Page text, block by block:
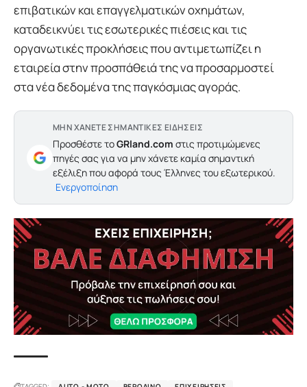
επιβατικών και επαγγελματικών οχημάτων,
καταδεικνύει τις εσωτερικές πιέσεις και τις
οργανωτικές προκλήσεις που αντιμετωπίζει η
εταιρεία στην προσπάθειά της να προσαρμοστεί
στα νέα δεδομένα της παγκόσμιας αγοράς.
ΜΗΝ ΧΑΝΕΤΕ ΣΗΜΑΝΤΙΚΕΣ ΕΙΔΗΣΕΙΣ
Προσθέστε τοGRland.com στις προτιμώμενες
πηγές σας για να μην χάνετε καμία σημαντική
εξέλιξη που αφορά τους Έλληνες του εξωτερικού.
Ενεργοποίηση